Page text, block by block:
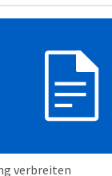
verbreiten